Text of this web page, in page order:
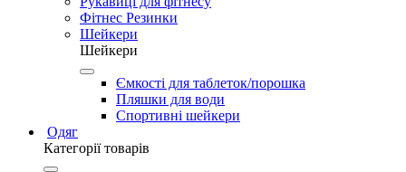
Фітнес Резинки
Шейкери
Шейкери
Ємкості для таблеток/порошка
Пляшки для води
Спортивні шейкери
Одяг
Категорії товарів